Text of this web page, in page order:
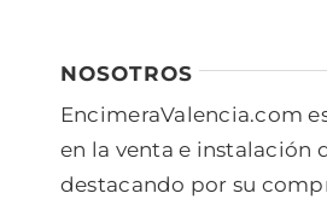
NOSOTROS
EncimeraValencia.com
en la venta e instalación
destacando por su